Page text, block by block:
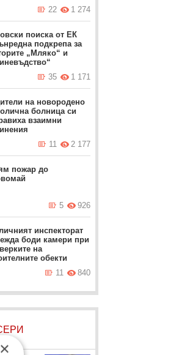
1 274
22
поиска от ЕК
подкрепа за
„Мляко“ и
1 171
35
на новородено
болница си
взаимни
2 177
11
пожар до
926
5
инспекторат
боди камери при
на
обекти
840
11
×